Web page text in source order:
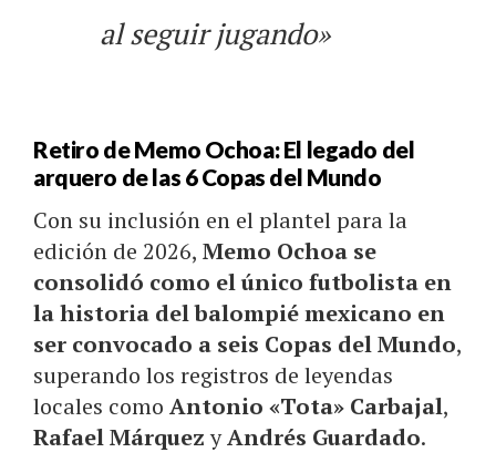
al seguir jugando»
Retiro de Memo Ochoa: El legado del
arquero de las 6 Copas del Mundo
Con su inclusión en el plantel para la
edición de 2026, Memo Ochoa se
consolidó como el único futbolista en
la historia del balompié mexicano en
ser convocado a seis Copas del Mundo,
superando los registros de leyendas
locales como Antonio «Tota» Carbajal,
Rafael MárquezyAndrés Guardado.